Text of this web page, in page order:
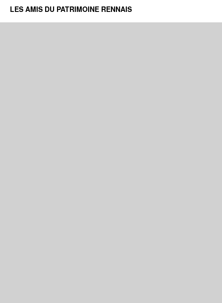
LES AMIS DU PATRIMOINE RENNAIS